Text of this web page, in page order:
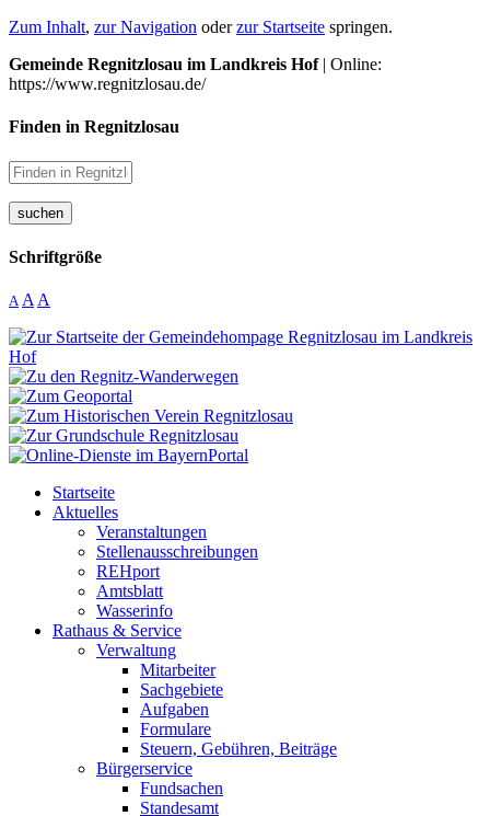
Zum Inhalt, zur Navigation oderzur Startseite springen.
Gemeinde Regnitzlosau im Landkreis Hof| Online:
https://www.regnitzlosau.de/
Finden in Regnitzlosau
suchen
Schriftgröße
A A A
Startseite
Aktuelles
Veranstaltungen
Stellenausschreibungen
REHport
Amtsblatt
Wasserinfo
Rathaus & Service
Verwaltung
Mitarbeiter
Sachgebiete
Aufgaben
Formulare
Steuern, Gebühren, Beiträge
Bürgerservice
Fundsachen
Standesamt